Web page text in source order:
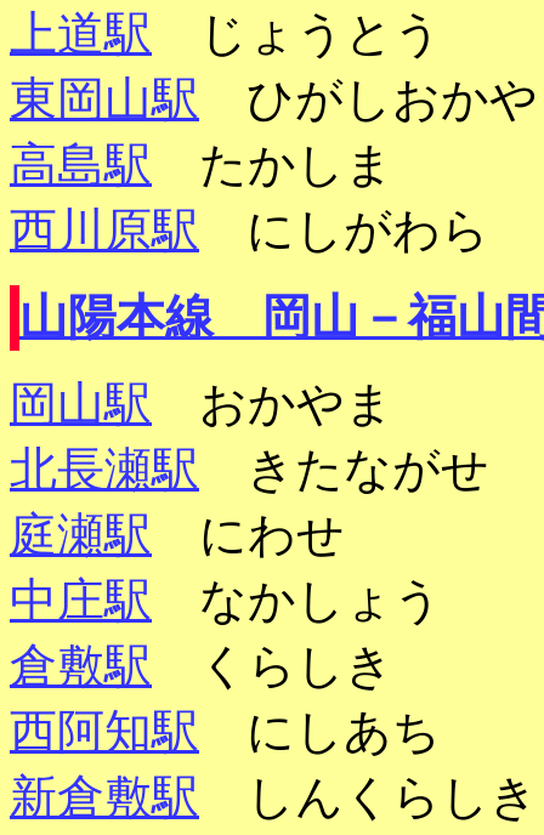
上道駅 じょうとう
東岡山駅 ひがしおか
高島駅 たかしま
西川原駅 にしがわら
山陽本線 岡山－福山
岡山駅 おかやま
北長瀬駅 きたながせ
庭瀬駅 にわせ
中庄駅 なかしょう
倉敷駅 くらしき
西阿知駅 にしあち
新倉敷駅 しんくらしき